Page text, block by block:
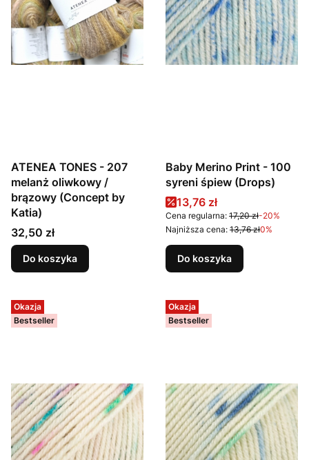
ATENEA TONES - 207
melanż oliwkowy /
brązowy (Concept by
Katia)
Cena
32,50 zł
Do koszyka
Baby Merino Print - 100
syreni śpiew (Drops)
Cena promocyjna
13,76 zł
Cena regularna: 17,20 zł-20%
Najniższa cena: 13,76 zł0%
Do koszyka
Okazja
Bestseller
Okazja
Bestseller